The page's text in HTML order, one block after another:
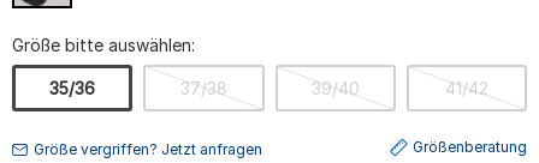
Größe bitte auswählen:
35/36 37/38 39/40 41/42
Größe vergriffen? Jetzt anfragen Größenberatung